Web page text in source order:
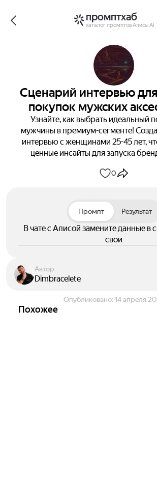
промптхаб
каталог промптов Алисы AI
Сценарий интервью
покупок мужских
Узнайте, как выбрать идеальный
мужчины в премиум-сегменте!
интервью с женщинами 25-45 лет,
ценные инсайты для запуска
критерии выбора и болевые точки
0
Промпт Результат
В чате с Алисой замените данные в
свои
Автор
Dimbracelete
Опубликовано: 14 апреля
Похожее